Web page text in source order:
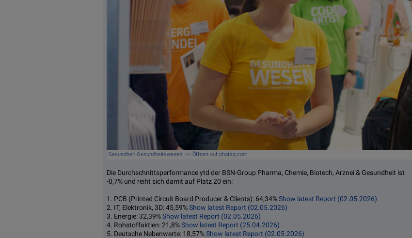
Gesundheit Gesundheitswesen >> Öffnen auf photaq.com
Die Durchschnittsperformance ytd der BSN-Group Pharma, Chemie, Biotech, Arznei & Gesundheit ist
-0,7% und reiht sich damit auf Platz 20 ein:
1. PCB (Printed Circuit Board Producer & Clients): 64,34%Show latest Report (02.05.2026)
2. IT, Elektronik, 3D: 45,59%Show latest Report (02.05.2026)
3. Energie: 32,39%Show latest Report (02.05.2026)
4. Rohstoffaktien: 21,8%Show latest Report (25.04.2026)
5. Deutsche Nebenwerte: 18,57%Show latest Report (02.05.2026)